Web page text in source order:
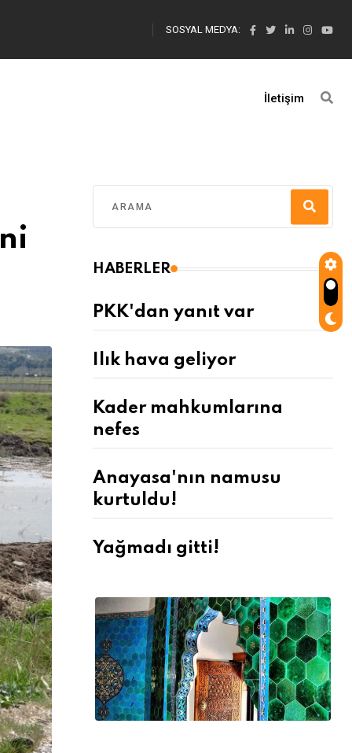
SOSYAL MEDYA:
İletişim
HABERLER
PKK'dan yanıt var
Ilık hava geliyor
Kader mahkumlarına
nefes
Anayasa'nın namusu
kurtuldu!
Yağmadı gitti!